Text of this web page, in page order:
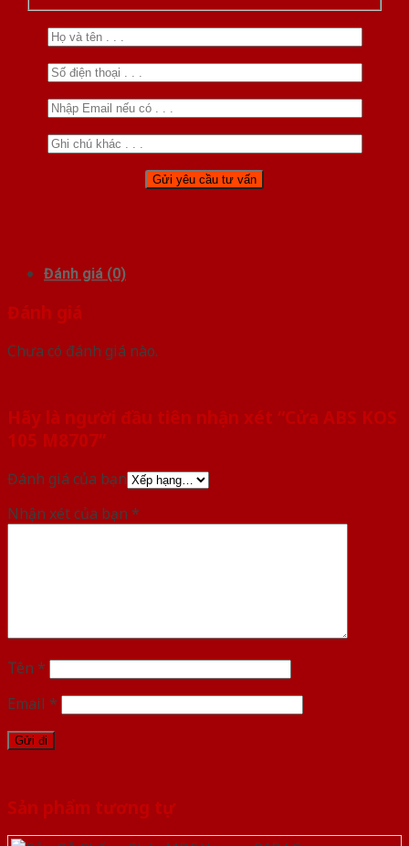
Đánh giá (0)
Đánh giá
Chưa có đánh giá nào.
Hãy là người đầu tiên nhận xét “Cửa ABS KOS
105 M8707”
Đánh giá của bạn
Nhận xét của bạn *
Tên *
Email *
Sản phẩm tương tự